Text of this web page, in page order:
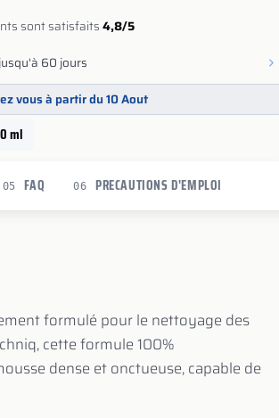
sont satisfaits4,8/5
60 jours
vous à partir du 10 Aout
ml
05 FAQ 06 PRECAUTIONS D'EMPLOI
formulé pour le nettoyage des
cette formule 100%
dense et onctueuse, capable de